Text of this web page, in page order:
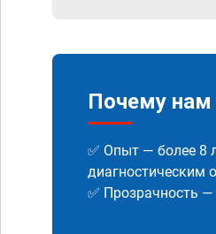
Почему
✅ Опыт — более 8
диагностическим
✅ Прозрачность